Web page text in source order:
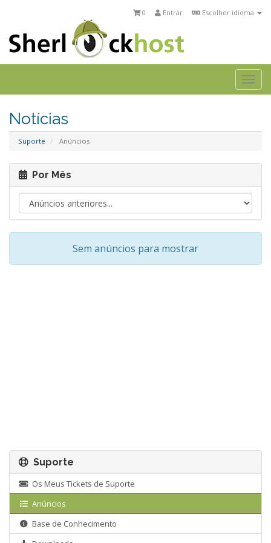
Escolher idioma
Entrar
0
Notícias
Suporte Anúncios
Por Mês
Sem anúncios para mostrar
Suporte
Os Meus Tickets de Suporte
Anúncios
Base de Conhecimento